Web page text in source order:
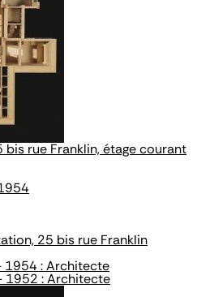
rue Franklin, étage courant
25 bis rue Franklin
1954 : Architecte
1952 : Architecte